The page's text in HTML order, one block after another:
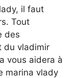
il faut
Tout
des
du vladimir
vous aidera à
marina vlady